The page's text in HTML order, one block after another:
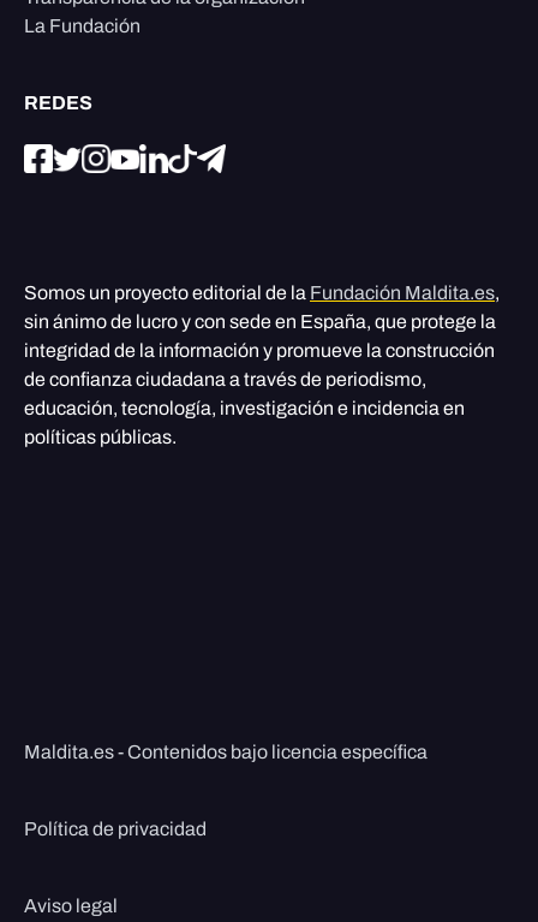
La Fundación
REDES
Somos un proyecto editorial de la Fundación Maldita.es,
sin ánimo de lucro y con sede en España, que protege la
integridad de la información y promueve la construcción
de confianza ciudadana a través de periodismo,
educación, tecnología, investigación e incidencia en
políticas públicas.
Maldita.es - Contenidos bajo licencia específica
Política de privacidad
Aviso legal